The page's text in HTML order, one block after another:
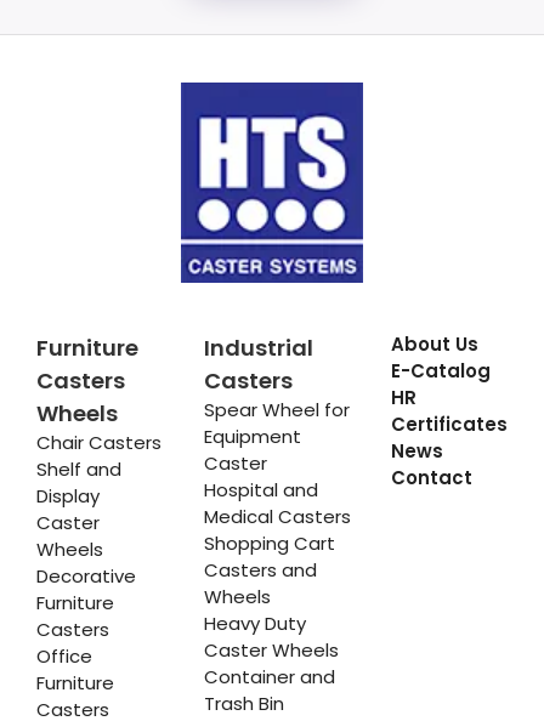
Furniture
Casters
Wheels
Chair Casters
Shelf and
Display
Caster
Wheels
Decorative
Furniture
Casters
Office
Furniture
Casters
Industrial
Casters
Spear Wheel for
Equipment
Caster
Hospital and
Medical Casters
Shopping Cart
Casters and
Wheels
Heavy Duty
Caster Wheels
Container and
Trash Bin
About Us
E-Catalog
HR
Certificates
News
Contact